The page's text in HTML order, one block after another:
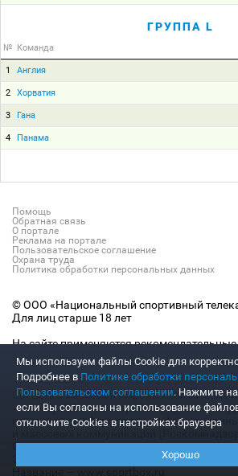
ГРУППА L
№ Команда
1 Англия
2 Хорватия
3 Гана
4 Панама
Помощь
Обратная связь
О портале
Реклама на портале
Пользовательское соглашение
Охрана труда
Политика обработки персональных данных
© ООО «Национальный спортивный
Для лиц старше 18 лет
На сайте применяются рекомендательные
Подробнее в
Правилах применения
технологий
Средство массовой информации сетевое
«www.sportbox.ru» зарегистрировано
по надзору в сфере связи,
и массовых коммуникаций
Свидетельство о регистрации средства
Эл № ФС77-72613 от 04.04.2018
Мы используем файлы Сookie для
Подробнее в Политике обработки
Пользовательском соглашении. Нажмите
если Вы согласны на использование
отключите Cookies в настройках браузера
Хорошо